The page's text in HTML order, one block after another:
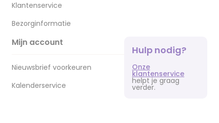
Klantenservice
Bezorginformatie
Mijn account
Nieuwsbrief voorkeuren
Kalenderservice
Hulp nodig?
Onze
klantenservice
helpt je graag
verder.